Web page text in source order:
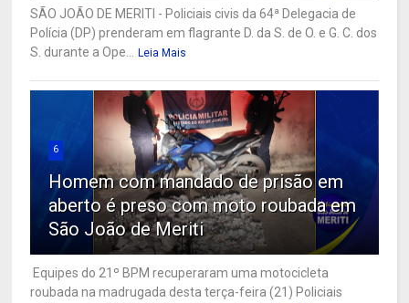
SÃO JOÃO DE MERITI - Policiais civis da 64ª Delegacia de
Polícia (DP) prenderam em flagrante D. da S. de O. e G. C. dos
S. durante a Ope...
Leia Mais
6
Homem com mandado de prisão em
aberto é preso com moto roubada em
São João de Meriti
Equipes do 21º BPM recuperaram uma motocicleta
roubada na madrugada desta terça-feira (21) Policiais